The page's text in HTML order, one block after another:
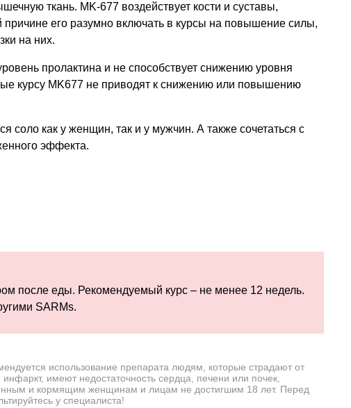
ткань. MK-677 воздействует кости и суставы,
его разумно включать в курсы на повышение силы,
на них.
пролактина и не способствует снижению уровня
курсу MK677 не приводят к снижению или повышению
соло как у женщин, так и у мужчин. А также сочетаться с
эффекта.
после еды. Рекомендуемый курс – не менее 12 недель.
SARMs.
использование препарата людям, которые страдают от
имеют недостаточность сердца, печени или почек,
и кормящим женщинам и лицам не достигшим 18 лет. Перед
у специалиста!